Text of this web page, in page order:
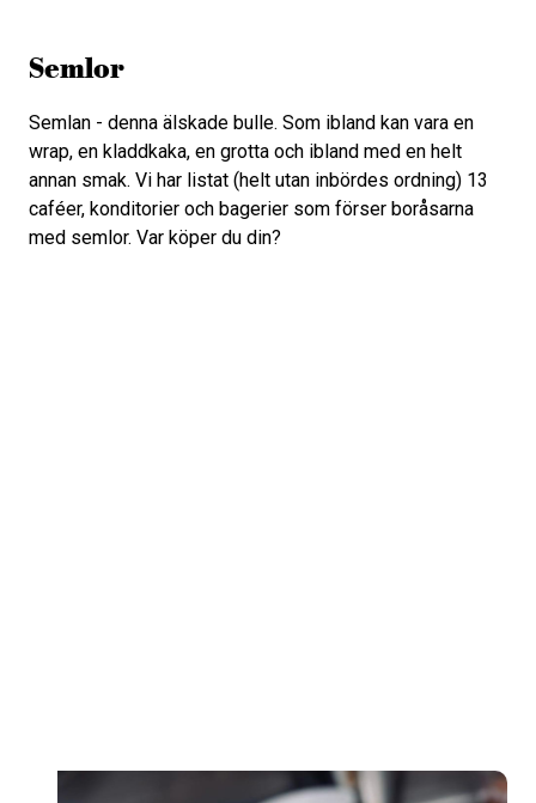
Semlor
Semlan - denna älskade bulle. Som ibland kan vara en
wrap, en kladdkaka, en grotta och ibland med en helt
annan smak. Vi har listat (helt utan inbördes ordning) 13
caféer, konditorier och bagerier som förser boråsarna
med semlor. Var köper du din?